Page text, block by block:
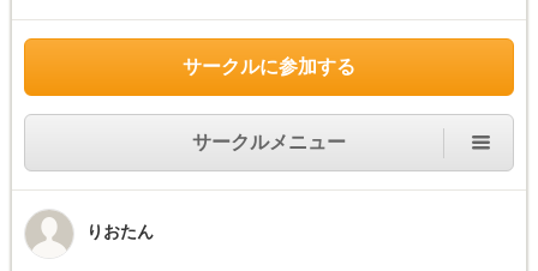
サークルに参加する
サークルメニュー
りおたん